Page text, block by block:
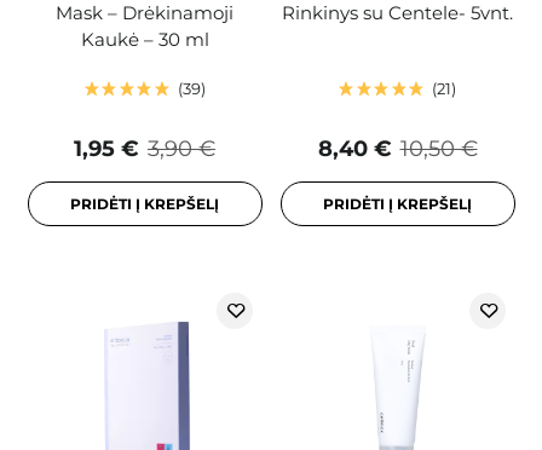
Mask – Drėkinamoji
Kaukė – 30 ml
39
3,90 €
1,95 €
PRIDĖTI Į KREPŠELĮ
Rinkinys su Centele- 5vnt.
21
10,50 €
8,40 €
PRIDĖTI Į KREPŠELĮ